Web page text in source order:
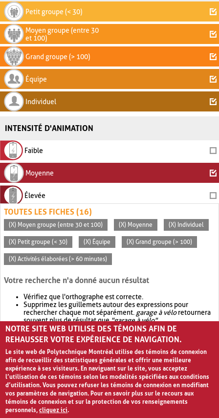
Petit groupe (< 30)
Moyen groupe (entre 30
et 100)
Grand groupe (> 100)
Équipe
Individuel
INTENSITÉ D'ANIMATION
Faible
Moyenne
Élevée
TOUTES LES FICHES (16)
(X) Moyen groupe (entre 30 et 100) (X) Moyenne (X) Individuel
(X) Petit groupe (< 30) (X) Équipe (X) Grand groupe (> 100)
(X) Activités élaborées (> 60 minutes)
Votre recherche n'a donné aucun résultat
Vérifiez que l'orthographe est correcte.
Supprimez les guillemets autour des expressions pour
rechercher chaque mot séparément. garage à véloretournera
souvent plus de résultat que"garage à vélo".
Envisagez d'élargir votre recherche avec OR.garage OR vélo
retournera souvent plus de résultat quegarage à vélo
NOTRE SITE WEB UTILISE DES TÉMOINS AFIN DE
REHAUSSER VOTRE EXPÉRIENCE DE NAVIGATION.
Le site web de Polytechnique Montréal utilise des témoins de connexion
afin de recueillir des statistiques générales et offrir une meilleure
expérience à ses visiteurs. En naviguant sur le site, vous acceptez
l’utilisation de ces témoins selon les modalités spécifiées aux conditions
d’utilisation. Vous pouvez refuser les témoins de connexion en modifiant
vos paramètres de navigation. Pour en savoir plus sur le recours aux
témoins de connexion et sur la protection de vos renseignements
personnels,cliquez ici.